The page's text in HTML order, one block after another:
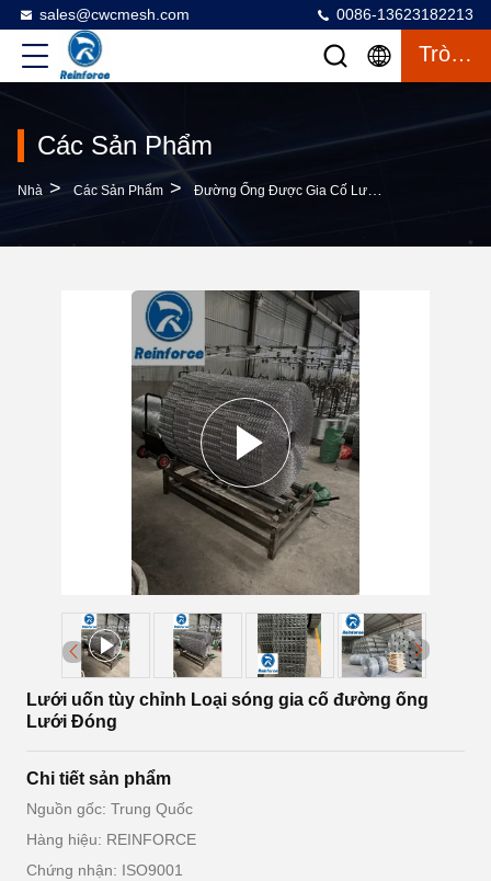
sales@cwcmesh.com 0086-13623182213
Trò Chuyện
Các Sản Phẩm
Nhà > Các Sản Phẩm > Đường Ống Được Gia Cố Lưới
Lưới uốn tùy chỉnh Loại sóng gia cố đường ống
Lưới Đóng
Chi tiết sản phẩm
Nguồn gốc: Trung Quốc
Hàng hiệu: REINFORCE
Chứng nhận: ISO9001